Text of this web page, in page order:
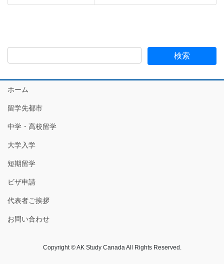
ホーム
留学先都市
中学・高校留学
大学入学
短期留学
ビザ申請
代表者ご挨拶
お問い合わせ
Copyright © AK Study Canada All Rights Reserved.